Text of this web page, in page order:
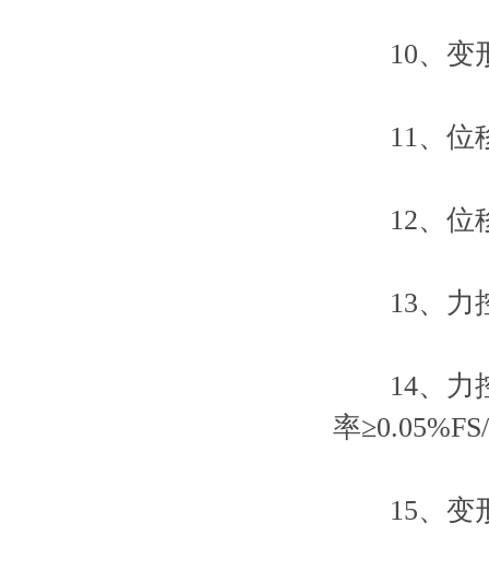
10、变形
11、位移
12、位移
13、力控
14、力控
率
15、变形